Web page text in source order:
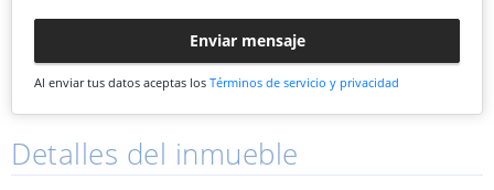
Enviar mensaje
Al enviar tus datos aceptas los Términos de servicio y privacidad
Detalles del inmueble